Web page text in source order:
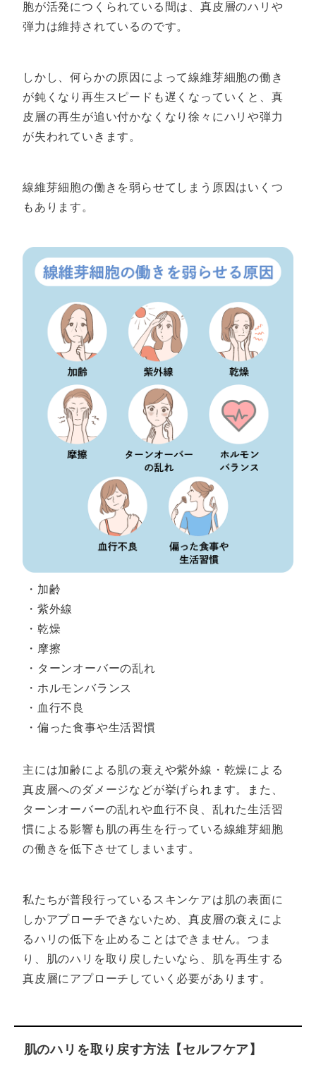
胞が活発につくられている間は、真皮層のハリや
弾力は維持されているのです。
しかし、何らかの原因によって線維芽細胞の働き
が鈍くなり再生スピードも遅くなっていくと、真
皮層の再生が追い付かなくなり徐々にハリや弾力
が失われていきます。
線維芽細胞の働きを弱らせてしまう原因はいくつ
もあります。
・加齢
・紫外線
・乾燥
・摩擦
・ターンオーバーの乱れ
・ホルモンバランス
・血行不良
・偏った食事や生活習慣
主には加齢による肌の衰えや紫外線・乾燥による
真皮層へのダメージなどが挙げられます。また、
ターンオーバーの乱れや血行不良、乱れた生活習
慣による影響も肌の再生を行っている線維芽細胞
の働きを低下させてしまいます。
私たちが普段行っているスキンケアは肌の表面に
しかアプローチできないため、真皮層の衰えによ
るハリの低下を止めることはできません。つま
り、肌のハリを取り戻したいなら、肌を再生する
真皮層にアプローチしていく必要があります。
肌のハリを取り戻す方法【セルフケア】